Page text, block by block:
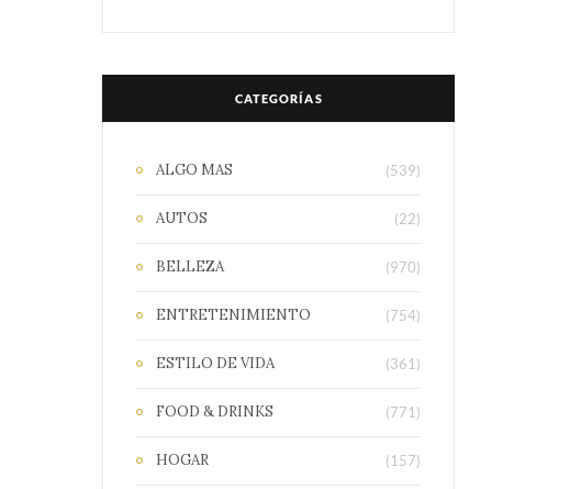
CATEGORÍAS
ALGO MAS (539)
AUTOS (22)
BELLEZA (970)
ENTRETENIMIENTO (754)
ESTILO DE VIDA (361)
FOOD & DRINKS (771)
HOGAR (157)